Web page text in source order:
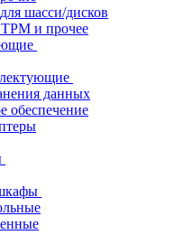
шасси/дисков
и прочее
данных
обеспечение